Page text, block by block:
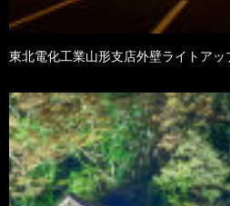
東北電化工業山形支店外壁ライトアッ